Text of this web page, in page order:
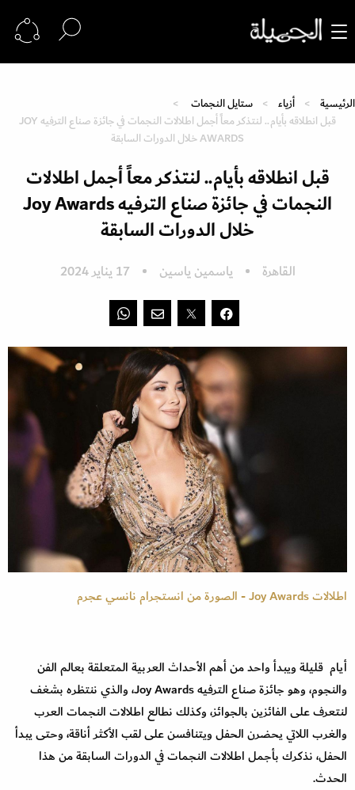
الرئيسية أزياء
ستايل النجمات
قبل انطلاقه بأيام.. لنتذكر معاً أجمل اطلالات النجمات في جائزة صناع الترفيه JOY
AWARDS خلال الدورات السابقة
قبل انطلاقه بأيام.. لنتذكر معاً أجمل اطلالات
النجمات في جائزة صناع الترفيه Joy Awards
خلال الدورات السابقة
القاهرة ياسمين ياسين 17 يناير 2024
اطلالات Joy Awards - الصورة من انستجرام نانسي عجرم
أيام قليلة ويبدأ واحد من أهم الأحداث العربية المتعلقة بعالم الفن
والنجوم، وهو جائزة صناع الترفيه Joy Awards، والذي ننتظره بشغف
لنتعرف على الفائزين بالجوائز، وكذلك نطالع اطلالات النجمات العرب
والغرب اللاتي يحضرن الحفل ويتنافسن على لقب الأكثر أناقة، وحتى يبدأ
الحفل، نذكرك بأجمل اطلالات النجمات في الدورات السابقة من هذا
الحدث.